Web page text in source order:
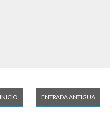
ENTRADA ANTIGUA
INICIO